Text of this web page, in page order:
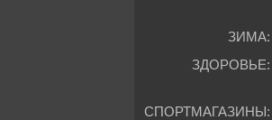
ЗИМА:
ЗДОРОВЬЕ:
СПОРТМАГАЗИНЫ: